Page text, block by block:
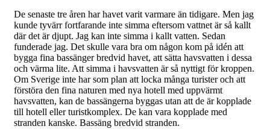
De senaste tre åren har havet varit varmare än tidigare. Men jag
kunde tyvärr fortfarande inte simma eftersom vattnet är så kallt
där det är djupt. Jag kan inte simma i kallt vatten. Sedan
funderade jag. Det skulle vara bra om någon kom på idén att
bygga fina bassänger bredvid havet, att sätta havsvatten i dessa
och värma lite. Att simma i havsvatten är så nyttigt för kroppen.
Om Sverige inte har som plan att locka många turister och att
förstöra den fina naturen med nya hotell med uppvärmt
havsvatten, kan de bassängerna byggas utan att de är kopplade
till hotell eller turistkomplex. De kan vara kopplade med
stranden kanske. Bassäng bredvid stranden.